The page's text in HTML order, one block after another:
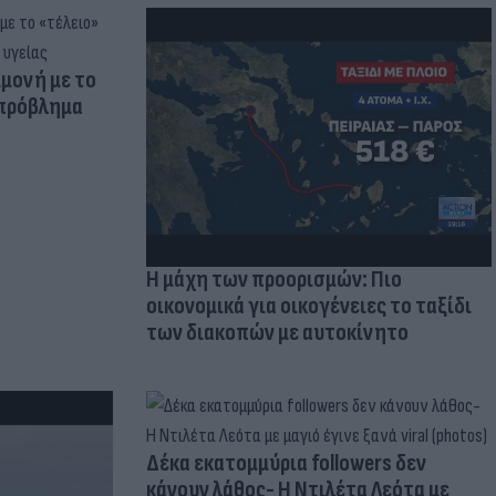
με το
Η μάχη των προορισμών: Πιο
οικονομικά για οικογένειες το ταξίδι
των διακοπών με αυτοκίνητο
Δέκα εκατομμύρια followers δεν